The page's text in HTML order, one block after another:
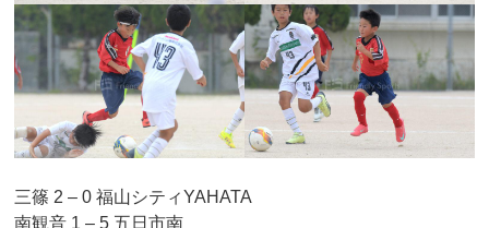
三篠 2 – 0 福山シティYAHATA
南観音 1 – 5 五日市南